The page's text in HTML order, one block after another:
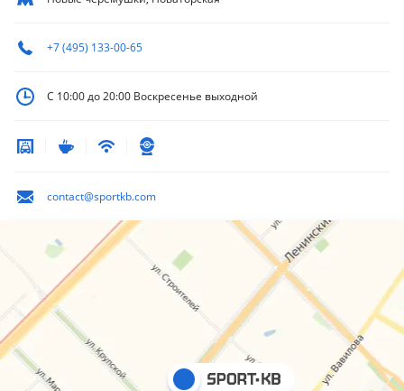
+7 (495) 133-00-65
С 10:00 до 20:00 Воскресенье выходной
contact@sportkb.com